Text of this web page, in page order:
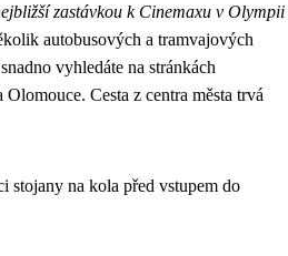
zastávkou k Cinemaxu v Olympii
autobusových a tramvajových
vyhledáte na stránkách
Cesta z centra města trvá
stojany na kola před vstupem do